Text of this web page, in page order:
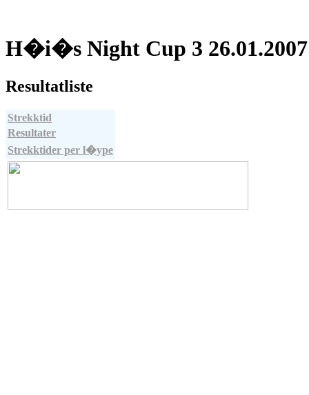
H�i�s Night Cup 3 26.01.2007
Resultatliste
Strekktid
Resultater
Strekktider per l�ype